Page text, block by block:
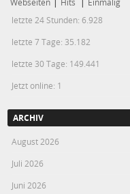
letzte 24 Stunden:6.928
letzte 7 Tage: 35.182
letzte 30 Tage: 149.441
Jetzt online: 1
ARCHIV
August 2026
Juli 2026
Juni 2026